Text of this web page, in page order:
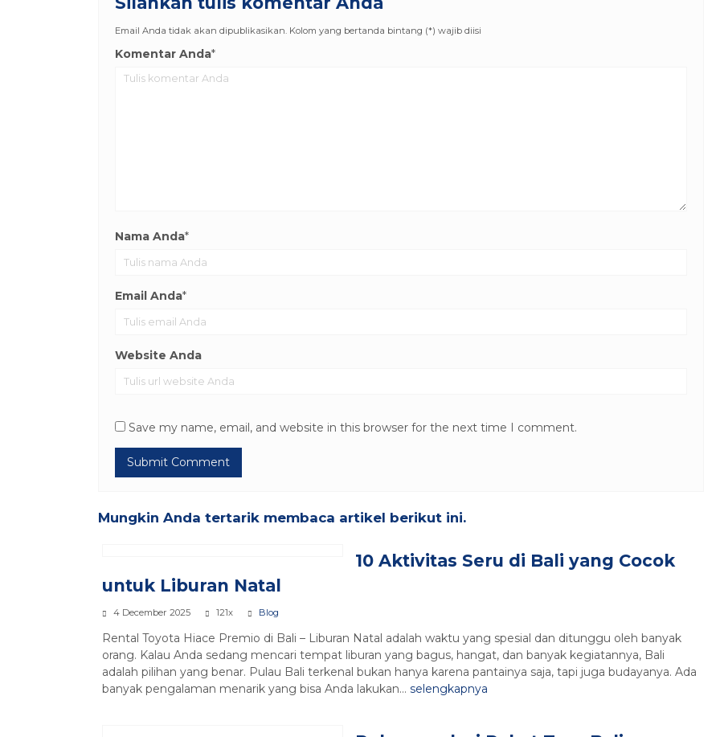
Email Anda tidak akan dipublikasikan. Kolom yang bertanda bintang (*) wajib diisi
Komentar Anda*
Nama Anda*
Email Anda*
Website Anda
Save my name, email, and website in this browser for the next time I comment.
Mungkin Anda tertarik membaca artikel berikut ini.
10 Aktivitas Seru di Bali yang Cocok
untuk Liburan Natal
4 December 2025 121x Blog
Rental Toyota Hiace Premio di Bali – Liburan Natal adalah waktu yang spesial dan ditunggu oleh banyak
orang. Kalau Anda sedang mencari tempat liburan yang bagus, hangat, dan banyak kegiatannya, Bali
adalah pilihan yang benar. Pulau Bali terkenal bukan hanya karena pantainya saja, tapi juga budayanya. Ada
banyak pengalaman menarik yang bisa Anda lakukan... selengkapnya